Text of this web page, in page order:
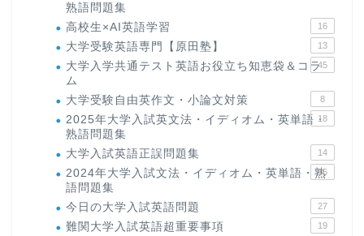
熟語問題集
高校生×AI英語学習 16
大学受験英語専門【原田塾】 13
大学入学共通テスト英語お役立ち知恵袋＆コラ
ム
45
大学受験自由英作文・小論文対策 8
2025年大学入試英文法・イディオム・英単語・
熟語問題集
18
大学入試英語正誤問題集 14
2024年大学入試文法・イディオム・英単語・熟
語問題集
15
今日の大学入試英語問題 27
難関大学入試英語超重要事項 19